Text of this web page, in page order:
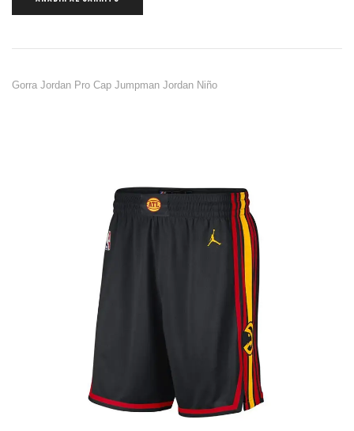
Gorra Jordan Pro Cap Jumpman Jordan Niño